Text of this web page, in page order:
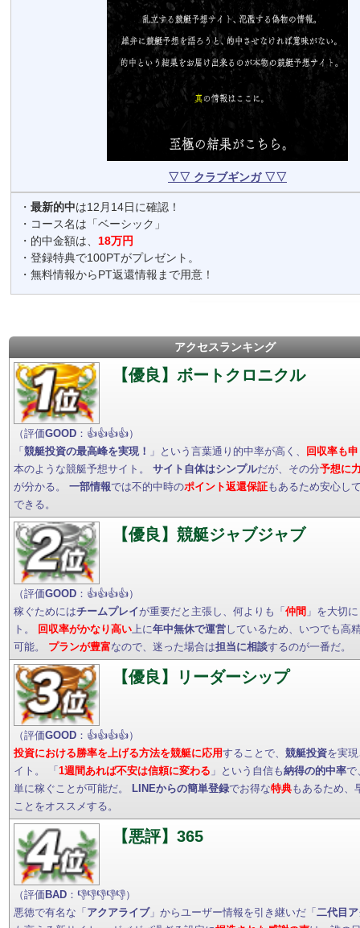
▽▽ クラブギンガ ▽▽
・最新的中は12月14日に確認！
・コース名は「ベーシック」
・的中金額は、 18万円
・登録特典で100PTがプレゼント。
・無料情報からPT返還情報まで用意！
アクセスランキング
【優良】ボートクロニクル
（評価GOOD ：👍👍👍👍）
「競艇投資の最高峰を実現！ 」という言葉通り的中率が高く、
回収率も
本のような競艇予想サイト。サイト自体はシンプルだが、その分予想に
が分かる。一部情報では不的中時のポイント返還保証もあるため安心し
できる。
【優良】競艇ジャブジャブ
（評価GOOD ：👍👍👍👍）
稼ぐためにはチームプレイ が重要だと主張し、何よりも「仲間 」を大切
ト。 回収率がかなり高い 上に年中無休で運営しているため、いつでも高
可能。 プランが豊富なので、迷った場合は担当に相談するのが一番だ。
【優良】リーダーシップ
（評価GOOD ：👍👍👍👍）
投資における勝率を上げる方法を競艇に応用することで、競艇投資を実
イト。 「1週間あれば不安は信頼に変わる 」という自信も納得の的中率で
単に稼ぐことが可能だ。
LINEからの簡単登録でお得な特典もあるため、
ことをオススメする。
【悪評】365
（評価 BAD ：👎👎👎👎👎）
悪徳で有名な「 アクアライブ」からユーザー情報を引き継いだ「二代目